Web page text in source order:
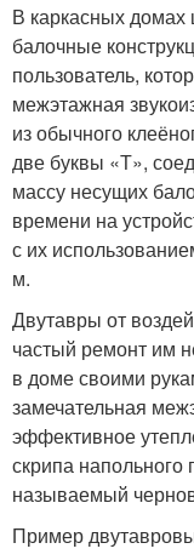
В каркасных домах
балочные
пользователь,
межэтажная
из обычного
две буквы «Т»,
массу несущих
времени на
с их
м.
Двутавры от
частый ремонт им
в доме своими
замечательная
эффективное
скрипа
называемый
Пример